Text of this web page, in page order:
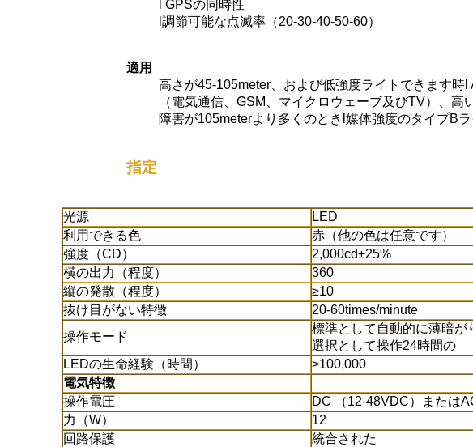
l GPSの同時性
l調節可能な点滅率（20-30-40-50-60）
適用
高さが45-105meter、および低強度ライトできます
（電気通信、GSM、マイクロウェーブ及びTV）、
障害が105meterより多くのときl媒体強度のタイプB
指定
光源
LED
利用できる色
赤（他の色は任意です）
強度（CD）
2,000cd±25%
横の出力（程度）
360
縦の発散（程度）
≥10
抜け目がない特徴
20-60times/minute
操作モード
標準として自動的に薄暗が
選択として操作24時間の
LEDの生命経験（時間）
>100,000
電気特徴
操作電圧
DC （12-48VDC）または
力（W）
12
回路保護
統合された